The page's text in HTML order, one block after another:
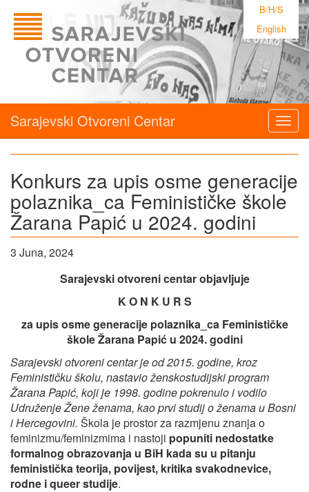
B/H/S
English
Sarajevski Otvoreni Centar
Konkurs za upis osme generacije
polaznika_ca Feminističke škole
Žarana Papić u 2024. godini
3 Juna, 2024
Sarajevski otvoreni centarobjavljuje
K O N K U R S
za upis osme generacije polaznika_ca Feminističke
škole Žarana Papić u 2024. godini
Sarajevski otvoreni centar je od 2015. godine, kroz
Feminističku školu, nastavio ženskostudijski program
Žarana Papić, koji je 1998. godine pokrenulo i vodilo
Udruženje Žene ženama, kao prvi studij o ženama u Bosni
i Hercegovini. Škola je prostor za razmjenu znanja o
feminizmu/feminizmima i nastoji popuniti nedostatke
formalnog obrazovanja u BiH kada su u pitanju
feministička teorija, povijest, kritika svakodnevice,
rodne i queer studije.